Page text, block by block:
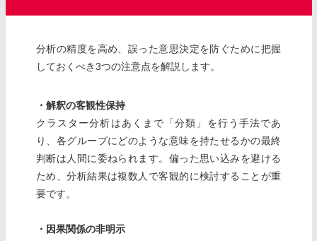
分析の精度を高め、誤った意思決定を防ぐために把握
しておくべき3つの注意点を解説します。
・解釈の客観性保持
クラスター分析はあくまで「分類」を行う手法であ
り、各グループにどのような意味を持たせるかの最終
判断は人間に委ねられます。偏った思い込みを避ける
ため、分析結果は複数人で客観的に検討することが重
要です。
・因果関係の非明示